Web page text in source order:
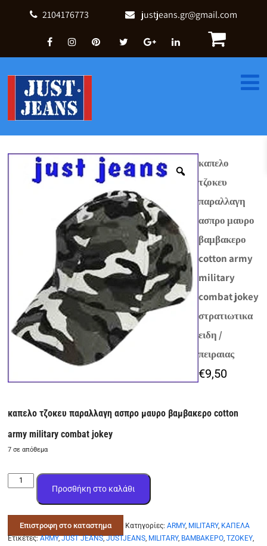
2104176773 justjeans.gr@gmail.com
καπελο
τζοκευ
παραλλαγη
ασπρο μαυρο
βαμβακερο
cotton army
military
combat jokey
στρατιωτικα
ειδη /
πειραιας
€9,50
καπελο τζοκευ παραλλαγη ασπρο μαυρο βαμβακερο cotton
army military combat jokey
7 σε απόθεμα
καπελο
παραλλαγη
ασπρο
μαυρο
βαμβακερο
Προσθήκη στο καλάθι
Επιστροφη στο καταστημα Κατηγορίες:ARMY, MILITARY, ΚΑΠΕΛΑ
Ετικέτες:ARMY,JUST JEANS,JUSTJEANS, MILITARY, ΒΑΜΒΑΚΕΡΟ,ΤΖΟΚΕΥ,